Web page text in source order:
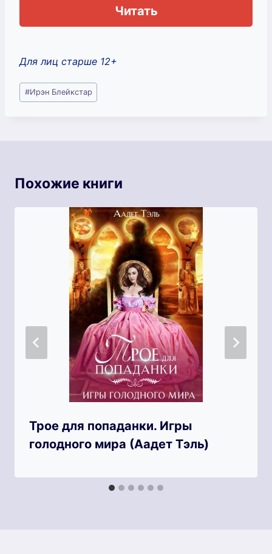
Читать
Для лиц старше 12+
Метки
записи:
#Ирэн Блейкстар
Похожие книги
Трое для попаданки. Игры
голодного мира (Аадет Тэль)